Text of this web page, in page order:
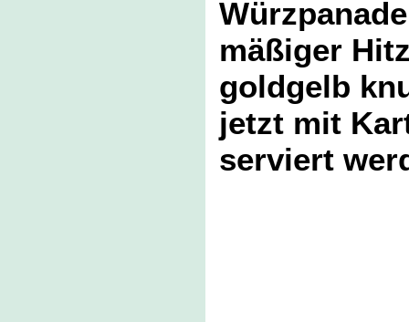
mäßiger
goldgelb
jetzt mit
serviert